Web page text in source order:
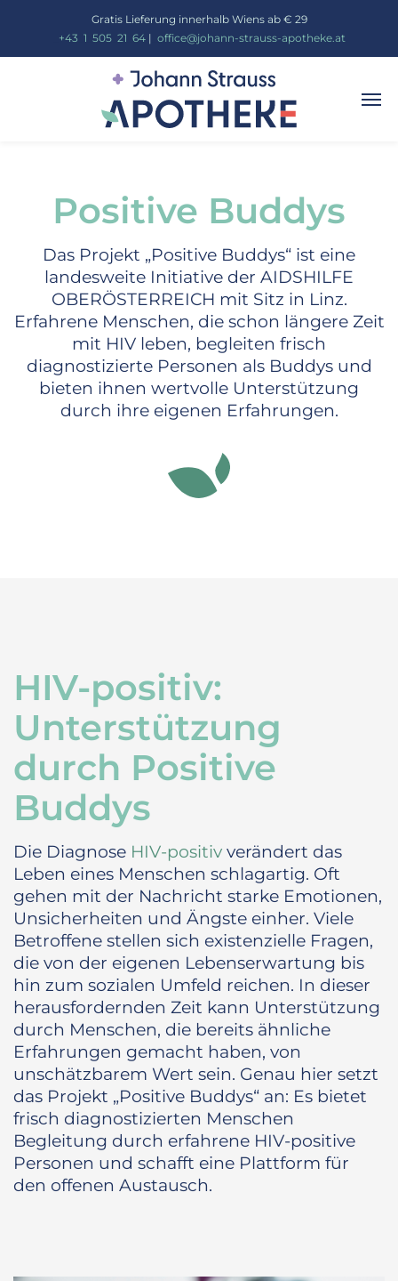
Gratis Lieferung innerhalb Wiens ab € 29
+43 1 505_ 21 64| office@johann-strauss-apotheke.at
Positive Buddys
Das Projekt „Positive Buddys“ ist eine
landesweite Initiative der AIDSHILFE
OBERÖSTERREICH mit Sitz in Linz.
Erfahrene Menschen, die schon längere Zeit
mit HIV leben, begleiten frisch
diagnostizierte Personen als Buddys und
bieten ihnen wertvolle Unterstützung
durch ihre eigenen Erfahrungen.
HIV-positiv:
Unterstützung
durch Positive
Buddys
Die Diagnose HIV-positiv verändert das
Leben eines Menschen schlagartig. Oft
gehen mit der Nachricht starke Emotionen,
Unsicherheiten und Ängste einher. Viele
Betroffene stellen sich existenzielle Fragen,
die von der eigenen Lebenserwartung bis
hin zum sozialen Umfeld reichen. In dieser
herausfordernden Zeit kann Unterstützung
durch Menschen, die bereits ähnliche
Erfahrungen gemacht haben, von
unschätzbarem Wert sein. Genau hier setzt
das Projekt „Positive Buddys“ an: Es bietet
frisch diagnostizierten Menschen
Begleitung durch erfahrene HIV-positive
Personen und schafft eine Plattform für
den offenen Austausch.